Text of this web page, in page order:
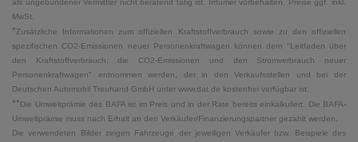
als ungebundener Vermittler nicht beratend tätig ist. Irrtümer vorbehalten. Preise ggf. inkl.
MwSt.
*Zusätzliche Informationen zum offiziellen Kraftstoffverbrauch sowie zu den offiziellen
spezifischen CO2-Emissionen neuer Personenkraftwagen können dem "Leitfaden über
den Kraftstoffverbrauch, die CO2-Emissionen und den Stromverbrauch neuer
Personenkraftwagen" entnommen werden, der in den Verkaufsstellen und bei der
Deutschen Automobil Treuhand GmbH unter www.dat.de kostenfrei verfügbar ist.
**Die Umweltprämie des BAFA ist im Preis und in der Rate bereits einkalkuliert. Die BAFA-
Umweltprämie muss nach Erhalt an den Verkäufer/Finanzierungspartner gezahlt werden.
Die verwendeten Bilder zeigen Fahrzeuge der jeweiligen Verkäufer bzw. Beispiele des